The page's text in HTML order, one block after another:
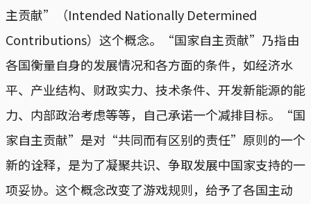
主贡献”（Intended Nationally Determined
Contributions）这个概念。“国家自主贡献”乃指由
各国衡量自身的发展情况和各方面的条件，如经济水
平、产业结构、财政实力、技术条件、开发新能源的能
力、内部政治考虑等等，自己承诺一个减排目标。“国
家自主贡献”是对“共同而有区别的责任”原则的一个
新的诠释，是为了凝聚共识、争取发展中国家支持的一
项妥协。这个概念改变了游戏规则，给予了各国主动